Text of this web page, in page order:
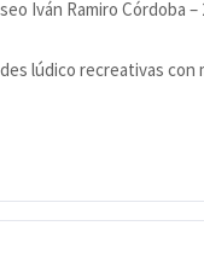
Iván Ramiro Córdoba –
lúdico recreativas